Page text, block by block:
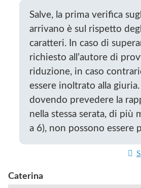
Salve, la prima verifica
arrivano è sul rispetto
caratteri. In caso di
richiesto all’autore di
riduzione, in caso
essere inoltrato alla giuria.
dovendo prevedere la
nella stessa serata, di più
a 6), non possono essere
Caterina